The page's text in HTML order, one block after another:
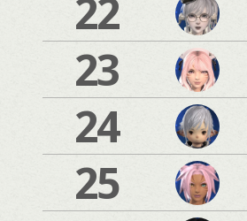
22
23
24
25